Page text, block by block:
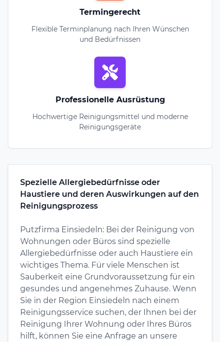
Termingerecht
Flexible Terminplanung nach Ihren Wünschen
und Bedürfnissen
Professionelle Ausrüstung
Hochwertige Reinigungsmittel und moderne
Reinigungsgeräte
Spezielle Allergiebedürfnisse oder
Haustiere und deren Auswirkungen auf den
Reinigungsprozess
Putzfirma Einsiedeln: Bei der Reinigung von
Wohnungen oder Büros sind spezielle
Allergiebedürfnisse oder auch Haustiere ein
wichtiges Thema. Für viele Menschen ist
Sauberkeit eine Grundvoraussetzung für ein
gesundes und angenehmes Zuhause. Wenn
Sie in der Region Einsiedeln nach einem
Reinigungsservice suchen, der Ihnen bei der
Reinigung Ihrer Wohnung oder Ihres Büros
hilft, können Sie eine Anfrage an unsere